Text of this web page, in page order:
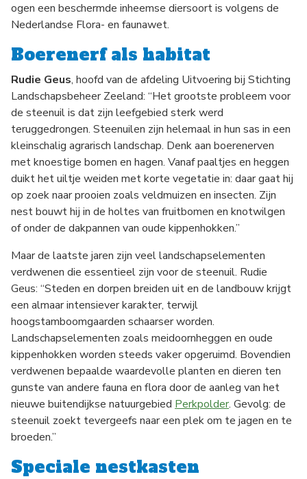
ogen een beschermde inheemse diersoort is volgens de
Nederlandse Flora- en faunawet.
Boerenerf als habitat
Rudie Geus, hoofd van de afdeling Uitvoering bij Stichting
Landschapsbeheer Zeeland: “Het grootste probleem voor
de steenuil is dat zijn leefgebied sterk werd
teruggedrongen. Steenuilen zijn helemaal in hun sas in een
kleinschalig agrarisch landschap. Denk aan boerenerven
met knoestige bomen en hagen. Vanaf paaltjes en heggen
duikt het uiltje weiden met korte vegetatie in: daar gaat hij
op zoek naar prooien zoals veldmuizen en insecten. Zijn
nest bouwt hij in de holtes van fruitbomen en knotwilgen
of onder de dakpannen van oude kippenhokken.”
Maar de laatste jaren zijn veel landschapselementen
verdwenen die essentieel zijn voor de steenuil. Rudie
Geus: “Steden en dorpen breiden uit en de landbouw krijgt
een almaar intensiever karakter, terwijl
hoogstamboomgaarden schaarser worden.
Landschapselementen zoals meidoornheggen en oude
kippenhokken worden steeds vaker opgeruimd. Bovendien
verdwenen bepaalde waardevolle planten en dieren ten
gunste van andere fauna en flora door de aanleg van het
nieuwe buitendijkse natuurgebied Perkpolder. Gevolg: de
steenuil zoekt tevergeefs naar een plek om te jagen en te
broeden.”
Speciale nestkasten